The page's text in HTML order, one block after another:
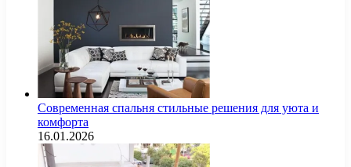
Современная спальня стильные решения для уюта и
комфорта
16.01.2026